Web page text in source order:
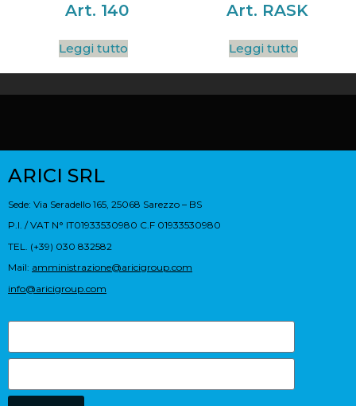
Art. 140
Leggi tutto
Art. RASK
Leggi tutto
ARICI SRL
Sede: Via Seradello 165, 25068 Sarezzo – BS
P.I. / VAT N° IT01933530980 C.F 01933530980
TEL. (+39) 030 832582
Mail: amministrazione@aricigroup.com
info@aricigroup.com